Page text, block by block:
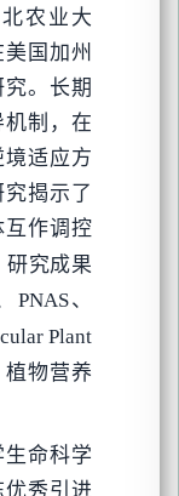
农业大
国加州
。长期
制，在
适应方
揭示了
作调控
究成果
PNAS、
Plant
物营养
命科学
秀引进